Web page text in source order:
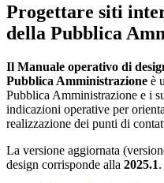
Progettare siti
della Pubblica
Il Manuale operativo di
Pubblica Amministrazione è
Pubblica Amministrazione e i
indicazioni operative per
realizzazione dei punti di
La versione aggiornata
design corrisponde alla 2025.1.